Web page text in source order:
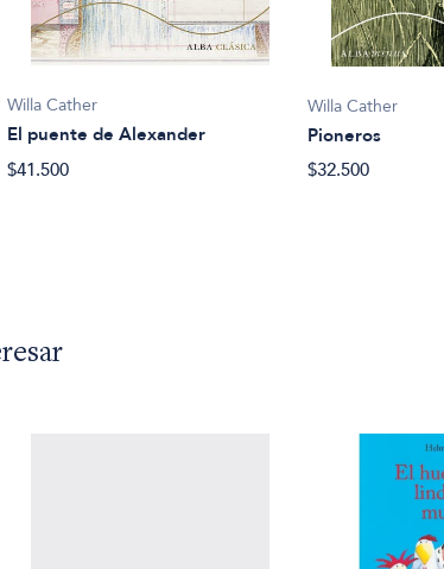
Willa Cather
El puente de Alexander
$41.500
Willa Cather
Pioneros
$32.500